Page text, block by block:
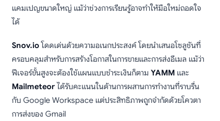
แคมเปญขนาดใหญ่ แม้ว่าช่วงการเรียนรู้อาจทำให้มือใหม่ถอดใจ
ได้
Snov.ioโดดเด่นด้วยความอเนกประสงค์ โดยนำเสนอโซลูชันที่
ครอบคลุมสำหรับการสร้างโอกาสในการขายและการส่งอีเมล แม้ว่า
ฟีเจอร์ขั้นสูงจะต้องใช้แผนแบบชำระเงินก็ตาม YAMM และ
Mailmeteor ได้รับคะแนนในด้านการผสานการทำงานที่ราบรื่น
กับ Google Workspace แต่ประสิทธิภาพถูกจำกัดด้วยโควตา
การส่งของ Gmail